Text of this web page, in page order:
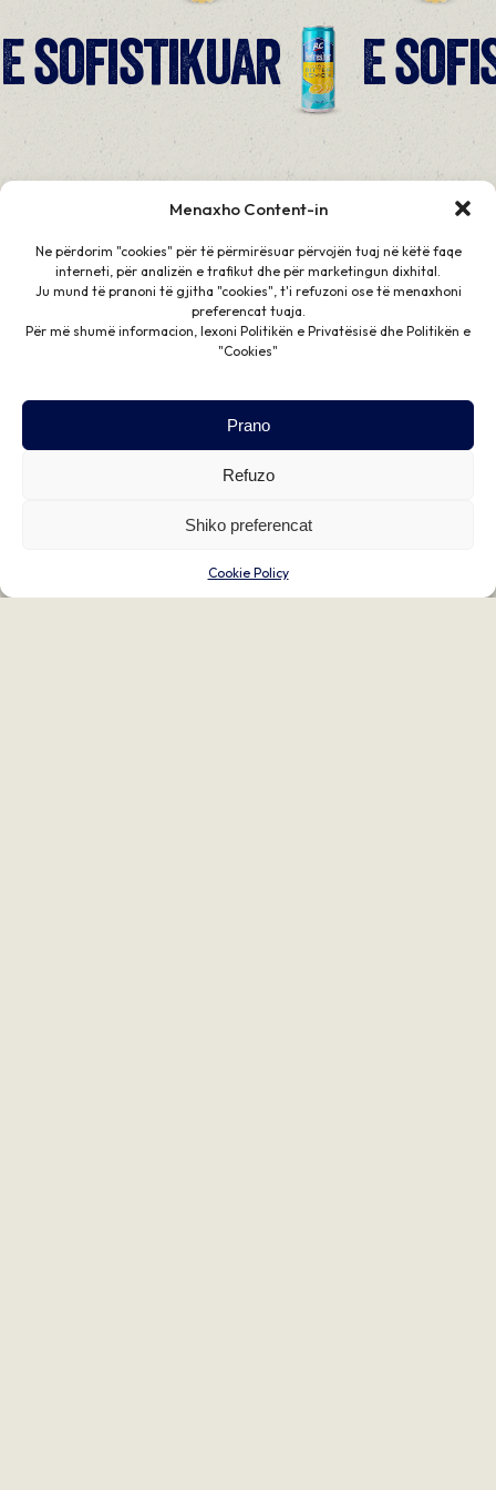
Menaxho Content-in
Ne përdorim "cookies" për të përmirësuar përvojën tuaj në këtë faqe
interneti, për analizën e trafikut dhe për marketingun dixhital.
Ju mund të pranoni të gjitha "cookies", t'i refuzoni ose të menaxhoni
preferencat tuaja.
Për më shumë informacion, lexoni Politikën e Privatësisë dhe Politikën e
"Cookies"
Prano
Refuzo
Shiko preferencat
Cookie Policy
E sofistikuar
E